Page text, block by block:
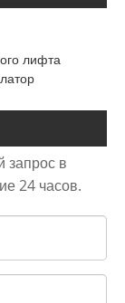
лифта
запрос в
24 часов.